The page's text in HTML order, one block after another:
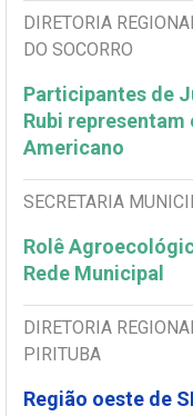
DIRETORIA
DO SOCORRO
Participantes de
Rubi representam
Americano
SECRETARIA
Rolê
Rede Municipal
DIRETORIA
PIRITUBA
Região oeste de